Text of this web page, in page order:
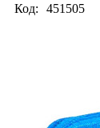
Код: 451505